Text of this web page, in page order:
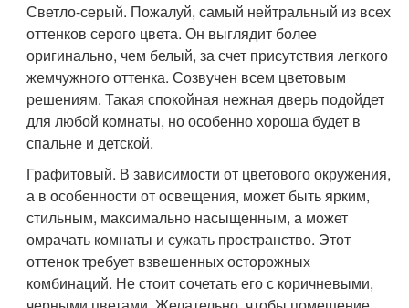
Светло-серый. Пожалуй, самый нейтральный из всех
оттенков серого цвета. Он выглядит более
оригинально, чем белый, за счет присутствия легкого
жемчужного оттенка. Созвучен всем цветовым
решениям. Такая спокойная нежная дверь подойдет
для любой комнаты, но особенно хороша будет в
спальне и детской.
Графитовый. В зависимости от цветового окружения,
а в особенности от освещения, может быть ярким,
стильным, максимально насыщенным, а может
омрачать комнаты и сужать пространство. Этот
оттенок требует взвешенных осторожных
комбинаций. Не стоит сочетать его с коричневыми,